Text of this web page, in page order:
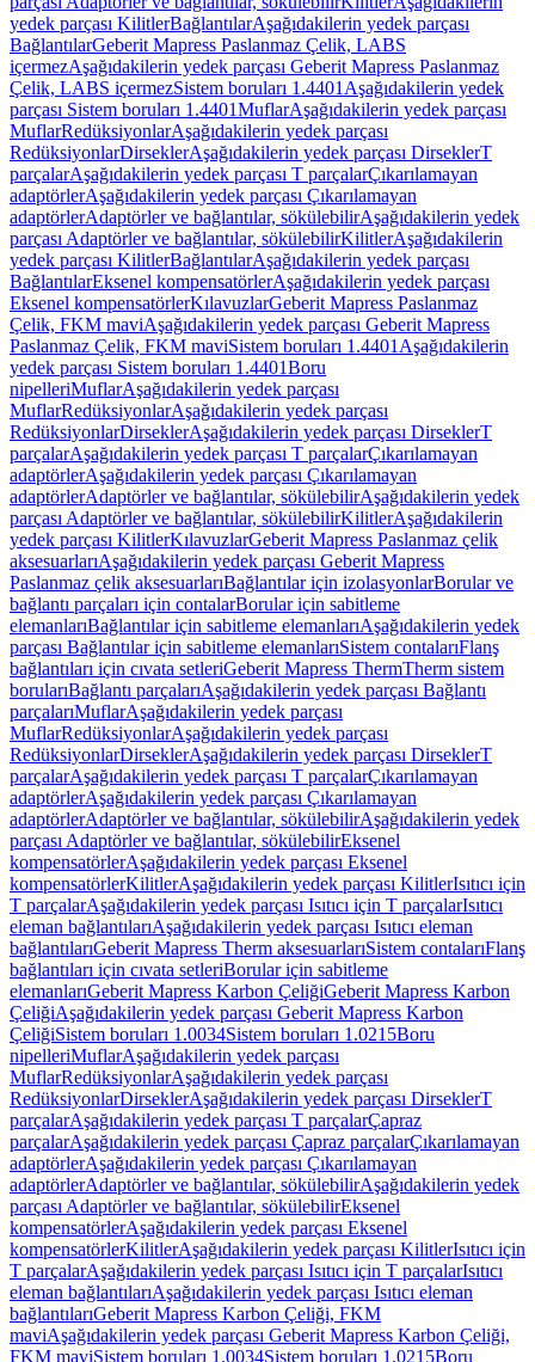
yedek parçası KilitlerBağlantılarAşağıdakilerin yedek parçası
BağlantılarGeberit Mapress Paslanmaz Çelik, LABS
içermezAşağıdakilerin yedek parçası Geberit Mapress Paslanmaz
Çelik, LABS içermezSistem boruları 1.4401 Aşağıdakilerin yedek
parçası Sistem boruları 1.4401MuflarAşağıdakilerin yedek parçası
MuflarRedüksiyonlarAşağıdakilerin yedek parçası
RedüksiyonlarDirseklerAşağıdakilerin yedek parçası DirseklerT
parçalarAşağıdakilerin yedek parçası T parçalarÇıkarılamayan
adaptörlerAşağıdakilerin yedek parçası Çıkarılamayan
adaptörlerAdaptörler ve bağlantılar, sökülebilirAşağıdakilerin yedek
parçası Adaptörler ve bağlantılar, sökülebilirKilitlerAşağıdakilerin
yedek parçası KilitlerBağlantılarAşağıdakilerin yedek parçası
BağlantılarEksenel kompensatörlerAşağıdakilerin yedek parçası
Eksenel kompensatörlerKılavuzlarGeberit Mapress Paslanmaz
Çelik, FKM maviAşağıdakilerin yedek parçası Geberit Mapress
Paslanmaz Çelik, FKM maviSistem boruları 1.4401 Aşağıdakilerin
yedek parçası Sistem boruları 1.4401Boru
nipelleriMuflarAşağıdakilerin yedek parçası
MuflarRedüksiyonlarAşağıdakilerin yedek parçası
RedüksiyonlarDirseklerAşağıdakilerin yedek parçası DirseklerT
parçalarAşağıdakilerin yedek parçası T parçalarÇıkarılamayan
adaptörlerAşağıdakilerin yedek parçası Çıkarılamayan
adaptörlerAdaptörler ve bağlantılar, sökülebilirAşağıdakilerin yedek
parçası Adaptörler ve bağlantılar, sökülebilirKilitlerAşağıdakilerin
yedek parçası KilitlerKılavuzlarGeberit Mapress Paslanmaz çelik
aksesuarlarıAşağıdakilerin yedek parçası Geberit Mapress
Paslanmaz çelik aksesuarlarıBağlantılar için izolasyonlarBorular ve
bağlantı parçaları için contalarBorular için sabitleme
elemanlarıBağlantılar için sabitleme elemanlarıAşağıdakilerin yedek
parçası Bağlantılar için sabitleme elemanlarıSistem contalarıFlanş
bağlantıları için cıvata setleriGeberit Mapress ThermTherm sistem
borularıBağlantı parçalarıAşağıdakilerin yedek parçası Bağlantı
parçalarıMuflarAşağıdakilerin yedek parçası
MuflarRedüksiyonlarAşağıdakilerin yedek parçası
RedüksiyonlarDirseklerAşağıdakilerin yedek parçası DirseklerT
parçalarAşağıdakilerin yedek parçası T parçalarÇıkarılamayan
adaptörlerAşağıdakilerin yedek parçası Çıkarılamayan
adaptörlerAdaptörler ve bağlantılar, sökülebilirAşağıdakilerin yedek
parçası Adaptörler ve bağlantılar, sökülebilirEksenel
kompensatörlerAşağıdakilerin yedek parçası Eksenel
kompensatörlerKilitlerAşağıdakilerin yedek parçası KilitlerIsıtıcı için
T parçalarAşağıdakilerin yedek parçası Isıtıcı için T parçalarIsıtıcı
eleman bağlantılarıAşağıdakilerin yedek parçası Isıtıcı eleman
bağlantılarıGeberit Mapress Therm aksesuarlarıSistem contalarıFlanş
bağlantıları için cıvata setleriBorular için sabitleme
elemanlarıGeberit Mapress Karbon ÇeliğiGeberit Mapress Karbon
ÇeliğiAşağıdakilerin yedek parçası Geberit Mapress Karbon
ÇeliğiSistem boruları 1.0034Sistem boruları 1.0215Boru
nipelleriMuflarAşağıdakilerin yedek parçası
MuflarRedüksiyonlarAşağıdakilerin yedek parçası
RedüksiyonlarDirseklerAşağıdakilerin yedek parçası DirseklerT
parçalarAşağıdakilerin yedek parçası T parçalarÇapraz
parçalarAşağıdakilerin yedek parçası Çapraz parçalarÇıkarılamayan
adaptörlerAşağıdakilerin yedek parçası Çıkarılamayan
adaptörlerAdaptörler ve bağlantılar, sökülebilirAşağıdakilerin yedek
parçası Adaptörler ve bağlantılar, sökülebilirEksenel
kompensatörlerAşağıdakilerin yedek parçası Eksenel
kompensatörlerKilitlerAşağıdakilerin yedek parçası KilitlerIsıtıcı için
T parçalarAşağıdakilerin yedek parçası Isıtıcı için T parçalarIsıtıcı
eleman bağlantılarıAşağıdakilerin yedek parçası Isıtıcı eleman
bağlantılarıGeberit Mapress Karbon Çeliği, FKM
maviAşağıdakilerin yedek parçası Geberit Mapress Karbon Çeliği,
FKM maviSistem boruları 1.0034Sistem boruları 1.0215Boru